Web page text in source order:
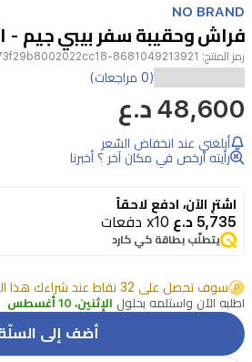
1
of
1
NO BRAND
فراش وحقيبة سفر بيبي جيم -
رمز المنتج: 8681049213921-67fb70a73f29b8002022cc18
(0 مراجعات)
48,600 د.ع
أبلغني عند انخفاض السّعر
رأيته أرخص في مكان آخر ؟ أخبرنا
اشترِ الآن، ادفع لاحقاً
5,735 د.ع x10 دفعات
يتطلّب بطاقة كي كارد
سوف تحصل على 32 نقاط عند شراءك هذا المنتج
اطلبه الآن واستلمه بحلول الإثنين، 10 أغسطس
أضف إلى